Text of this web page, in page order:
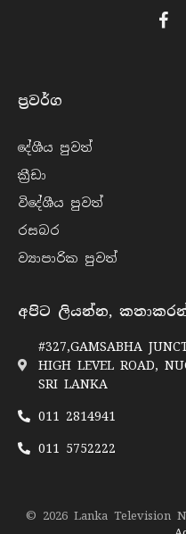
ප්‍රවර්​ග
දේශීය පුව​ත්
ක්‍රී​ඩා
විදේශීය පුව​ත්
රසබ​ර
ව්‍යාපාරික පුව​ත්
අපිට ලියන්න,
#327,GAMSABHA
HIGH LEVEL ROAD,
SRI LANKA
011 2814941
011 5752222
© 2026 Lanka Television